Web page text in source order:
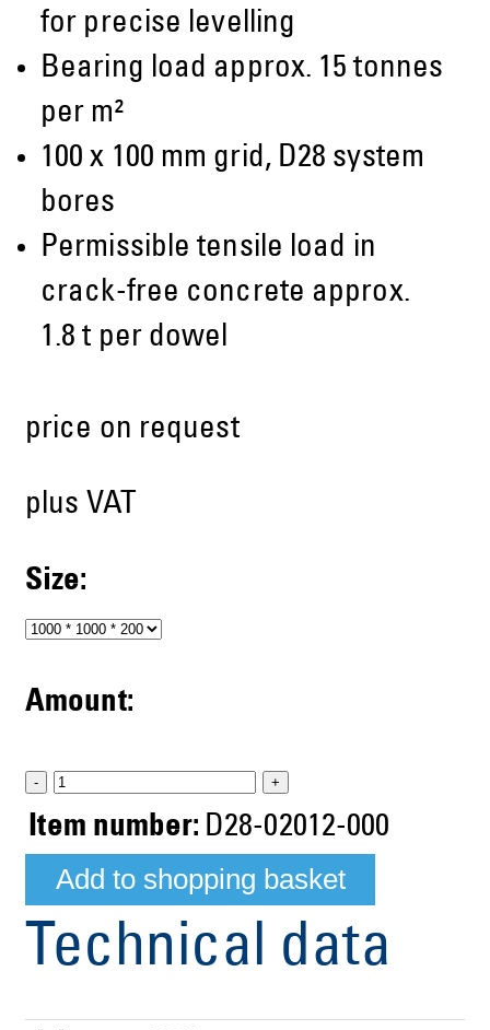
for precise levelling
Bearing load approx. 15 tonnes
per m²
100 x 100 mm grid, D28 system
bores
Permissible tensile load in
crack-free concrete approx.
1.8 t per dowel
price on request
plus VAT
Size:
Amount:
- +
Item number: D28-02012-000
Technical data